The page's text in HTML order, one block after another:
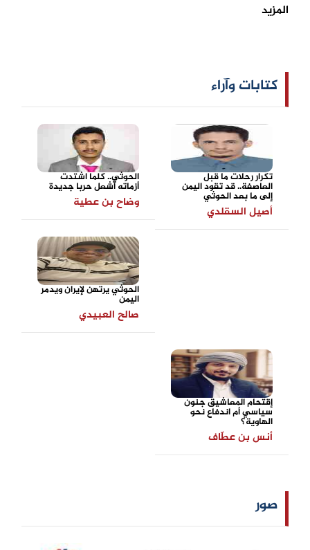
المزيد
كتابات وآراء
تكرار رحلات ما قبل
العاصفة.. قد تقود اليمن
إلى ما بعد الحوثي
أصيل السقلدي
الحوثي.. كلما اشتدت
أزماته أشعل حربا جديدة
وضاح بن عطية
الحوثي يرتهن لإيران ويدمر
اليمن
صالح العبيدي
إقتحام المعاشيق جنون
سياسي أم اندفاع نحو
الهاوية؟
أنس بن عطّاف
صور